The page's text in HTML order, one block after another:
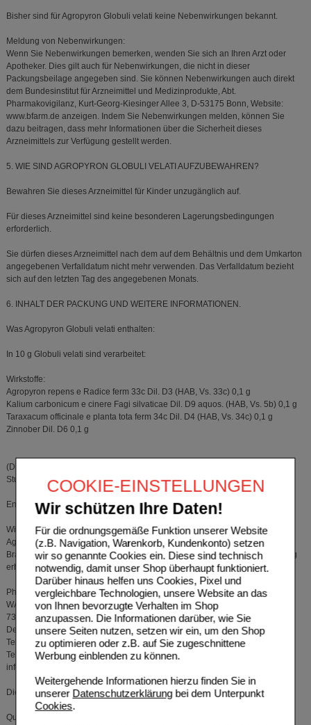
COOKIE-EINSTELLUNGEN
Wir schützen Ihre Daten!
Für die ordnungsgemäße Funktion unserer Website
(z.B. Navigation, Warenkorb, Kundenkonto) setzen
wir so genannte Cookies ein. Diese sind technisch
notwendig, damit unser Shop überhaupt funktioniert.
Darüber hinaus helfen uns Cookies, Pixel und
vergleichbare Technologien, unsere Website an das
von Ihnen bevorzugte Verhalten im Shop
anzupassen. Die Informationen darüber, wie Sie
unsere Seiten nutzen, setzen wir ein, um den Shop
zu optimieren oder z.B. auf Sie zugeschnittene
Werbung einblenden zu können.
Weitergehende Informationen hierzu finden Sie in
unserer Datenschutzerklärungbei dem Unterpunkt
Cookies.
Bisher sind für Agropyron Globuli velati keine Nebenwirkungen bekannt.
Meldung von Nebenwirkungen:
Wenn Sie Nebenwirkungen bemerken, wenden Sie sich an Ihren Arzt oder
Apotheker. Dies gilt auch für Nebenwirkungen, die nicht in dieser
Packungsbeilage angegeben sind. Sie können Nebenwirkungen auch direkt
dem Bundesinstitut für Arzneimittel und Medizinprodukte, Abt.
Pharmakovigilanz, Kurt-Georg-Kiesinger Allee 3, D-53175 Bonn, Website:
www.bfarm.de anzeigen. Indem Sie Nebenwirkungen melden, können Sie
dazu beitragen, dass mehr Informationen über die Sicherheit dieses
Arzneimittels zur Verfügung gestellt werden.
5. WIE SIND AGROPYRON GLOBULI VELATI AUFZUBEWAHREN?
Bewahren Sie dieses Arzneimittel für Kinder unzugänglich auf.
Für dieses Arzneimittel sind keine besonderen Lagerungsbedingungen
erforderlich.
Sie dürfen dieses Arzneimittel nach dem auf dem Behältnis und dem Umkarton
angegebenen Verfalldatum nicht mehr verwenden. Das Verfalldatum bezieht
sich auf den letzten Tag des angegebenen Monats.
6. INHALT DER PACKUNG UND WEITERE INFORMATIONEN.
Was Agropyron Globuli velati enthalten:
In 10 g Globuli velati sind verarbeitet:
Wirkstoffe:
Agropyron repens e Radice ferm 33c Dil. D3 (HAB, Vs. 33c) 0,1 g
Kalium carbonicum e cinere Fagi silvaticae Dil. D9 aquos. (HAB, Vs. 5b) 0,1 g
Taraxacum officinale e planta tota ferm 34c Dil. D4 (HAB, Vs. 34c) 0,1 g
Zinnober Dil. D6 0,1 g
(Die Wirkstoffe 1 bis 3 werden über drei Stufen und alle Wirkstoffe über zwei
Stufen gemeinsam potenziert.)
Enthält Saccharose (Zucker) und Lactose.
Wie Agropyron Globuli velati aussehen und Inhalt der Packung:
Agropyron Globuli velati sind weiße Globuli velati (Kügelchen) in einer
Braunglasflasche mit weißem Kunststoffverschluss und in Packungen zu 20 g
erhältlich.
Pharmazeutischer Unternehmer und Hersteller:
WALA Heilmittel GmbH
73085 Bad Boll/Eckwälden
Deutschland
Telefon +49 (0)7164 930-181
Telefax +49 (0)7164 930-297
info@wala.de
Diese Gebrauchsinformation wurde zuletzt überarbeitet im Oktober 2025.
Quelle: www.walaarzneimittel.de und Angaben der Packungsbeilage